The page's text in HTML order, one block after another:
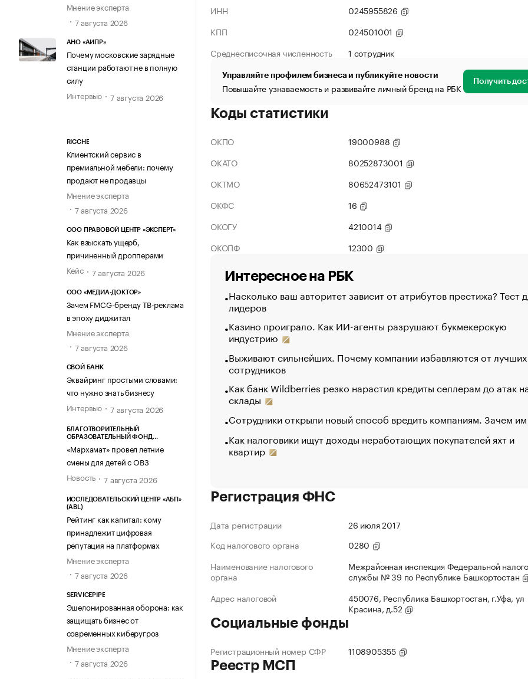
Мнение эксперта
7 августа 2026
АНО «АИПР»
Почему московские зарядные
станции работают не в полную
силу
Интервью
7 августа 2026
RICCHE
Клиентский сервис в
премиальной мебели: почему
продают не продавцы
Мнение эксперта
7 августа 2026
ООО ПРАВОВОЙ ЦЕНТР «ЭКСПЕРТ»
Как взыскать ущерб,
причиненный дропперами
Кейс
7 августа 2026
ООО «МЕДИА-ДОКТОР»
Зачем FMCG-бренду ТВ-реклама
в эпоху диджитал
Мнение эксперта
7 августа 2026
СВОЙ БАНК
Эквайринг простыми словами:
что нужно знать бизнесу
Интервью
7 августа 2026
БЛАГОТВОРИТЕЛЬНЫЙ
ОБРАЗОВАТЕЛЬНЫЙ ФОНД
«Мархамат» провел летние
смены для детей с ОВЗ
Новость
7 августа 2026
ИССЛЕДОВАТЕЛЬСКИЙ ЦЕНТР «АБП»
(ABL)
Рейтинг как капитал: кому
принадлежит цифровая
репутация на платформах
Мнение эксперта
7 августа 2026
SERVICEPIPE
Эшелонированная оборона: как
защищать бизнес от
современных киберугроз
Мнение эксперта
7 августа 2026
ИНН
0245955826
КПП
024501001
Среднесписочная численность
1 сотрудник
Управляйте профилем бизнеса и публикуйте новости
Повышайте узнаваемость и развивайте личный бренд на РБК Получить
Коды статистики
ОКПО
19000988
ОКАТО
80252873001
ОКТМО
80652473101
ОКФС
16
ОКОГУ
4210014
ОКОПФ
12300
Интересное на РБК
Насколько ваш авторитет зависит от атрибутов престижа? Тест
лидеров
Казино проиграло. Как ИИ-агенты разрушают букмекерскую
индустрию
Выживают сильнейших. Почему компании избавляются от лучших
сотрудников
Как банк Wildberries резко нарастил кредиты селлерам до атак
склады
Сотрудники открыли новый способ вредить компаниям. Зачем
Как налоговики ищут доходы неработающих покупателей яхт и
квартир
Регистрация ФНС
Дата регистрации
26 июля 2017
Код налогового органа
0280
Наименование налогового
органа
Межрайонная инспекция Федеральной
службы № 39 по Республике Башкортостан
Адрес налоговой
450076, Республика Башкортостан, г.Уфа, ул
Красина, д.52
Социальные фонды
Регистрационный номер СФР 1108905355
Реестр МСП